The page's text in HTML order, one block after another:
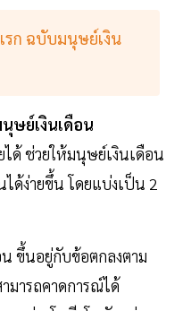
รก ฉบับมนุษย์เงิน
ษย์เงินเดือน
ได้ ช่วยให้มนุษย์เงินเดือน
ได้ง่ายขึ้น โดยแบ่งเป็น 2
ขึ้นอยู่กับข้อตกลงตาม
มารถคาดการณ์ได้